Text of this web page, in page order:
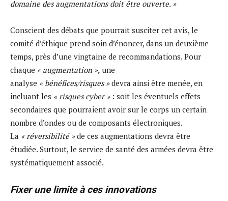
domaine des augmentations doit être ouverte. »
Conscient des débats que pourrait susciter cet avis, le
comité d’éthique prend soin d’énoncer, dans un deuxième
temps, près d’une vingtaine de recommandations. Pour
chaque « augmentation », une
analyse « bénéfices/risques »devra ainsi être menée, en
incluant les « risques cyber »: soit les éventuels effets
secondaires que pourraient avoir sur le corps un certain
nombre d’ondes ou de composants électroniques.
La « réversibilité »de ces augmentations devra être
étudiée. Surtout, le service de santé des armées devra être
systématiquement associé.
Fixer une limite à ces innovations